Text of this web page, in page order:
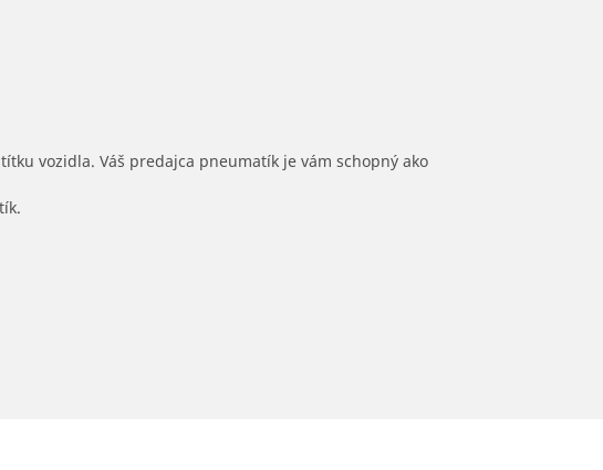
vozidla. Váš predajca pneumatík je vám schopný ako